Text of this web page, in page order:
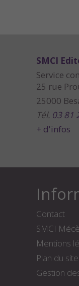
SMCI
Service
25 rue
25000
Tél. 03 81
+ d'infos
Contact
SMCI
Mentions
Plan du site
Gestion